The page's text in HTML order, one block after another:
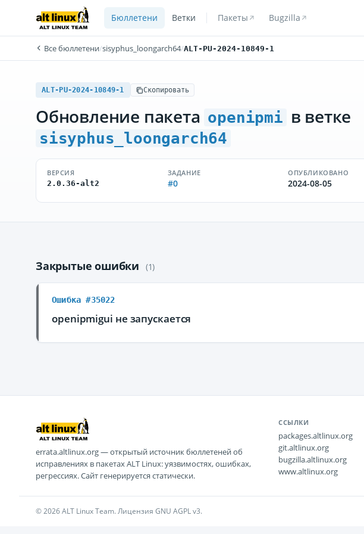
Бюллетени Ветки Пакеты Bugzilla
Все бюллетени/sisyphus_loongarch64/ALT-PU-2024-10849-1
ALT-PU-2024-10849-1 Скопировать
Обновление пакета openipmi в ветке
sisyphus_loongarch64
ВЕРСИЯ
2.0.36-alt2
ЗАДАНИЕ
#0
ОПУБЛИКОВАНО
2024-08-05
Закрытые ошибки (1)
Ошибка #35022
openipmigui не запускается
errata.altlinux.org — открытый источник бюллетеней об
исправлениях в пакетах ALT Linux: уязвимостях, ошибках,
регрессиях. Сайт генерируется статически.
ССЫЛКИ
packages.altlinux.org
git.altlinux.org
bugzilla.altlinux.org
www.altlinux.org
© 2026 ALT Linux Team. Лицензия GNU AGPL v3.